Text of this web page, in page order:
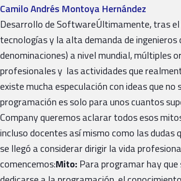
Camilo Andrés Montoya Hernández
Desarrollo de SoftwareÚltimamente, tras
tecnologías y la alta demanda de
denominaciones) a nivel mundial, múltiples
profesionales y las actividades que
existe mucha especulación con ideas que
programación es solo para unos cuantos
Company queremos aclarar todos esos
incluso docentes así mismo como las
se llegó a considerar dirigir la vida
comencemos:Mito: Para programar hay